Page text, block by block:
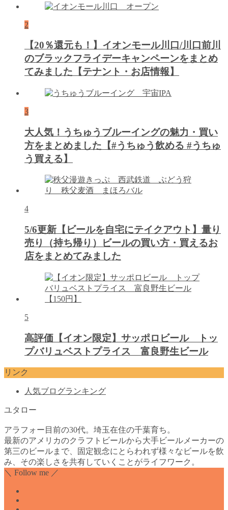
2
【20％還元も！】イオンモール川口/川口前川
のブラックフライデーキャンペーンをまとめ
てみました【テナント・お店情報】
3
大人気！うちゅうブルーイングの魅力・買い
方をまとめました【#うちゅう飲める #うちゅ
う買える】
4
5/6更新【ビールを自宅にテイクアウト】量り
売り（持ち帰り）ビールの買い方・買えるお
店をまとめてみました
5
高評価【イオン限定】サッポロビール トッ
プバリュベストプライス 富良野生ビール
リンク
人気ブログランキング
ユタロー
アラフォー目前の30代。埼玉在住の千葉育ち。
最新のアメリカのクラフトビールから大手ビールメーカーの
第三のビールまで、固定観念にとらわれず様々なビールを飲
み、その楽しさを共有していくことがライフワーク。
＼ Follow me ／